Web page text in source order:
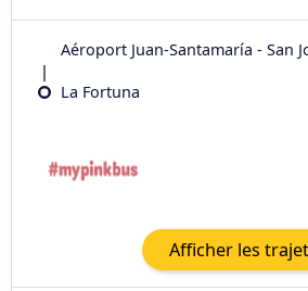
Aéroport Juan-Santamaría - San
La Fortuna
Afficher les